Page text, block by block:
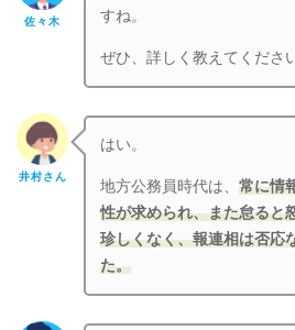
佐々木
すね。
ぜひ、詳しく教えてくださ
井村さん
はい。
地方公務員時代は、常に情
性が求められ、また怠ると
珍しくなく、報連相は否応
た。